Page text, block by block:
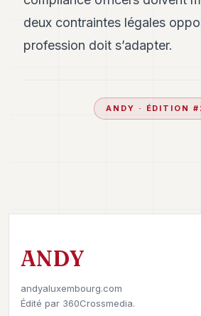
deux contraintes légales
profession doit s’adapter.
ANDY · ÉDITION #
ANDY
andyaluxembourg.com
Édité par 360Crossmedia.